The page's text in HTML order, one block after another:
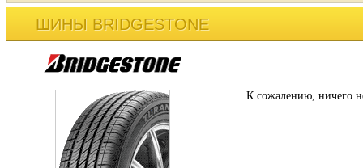
ШИНЫ BRIDGESTONE
К сожалению, ничего